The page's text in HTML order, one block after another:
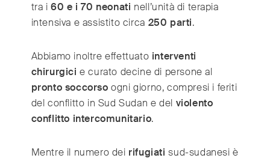
tra i60 e i 70 neonati nell’unità di terapia
intensiva e assistito circa 250 parti.
Abbiamo inoltre effettuato interventi
chirurgici e curato decine di persone al
pronto soccorso ogni giorno, compresi i feriti
del conflitto in Sud Sudan e del violento
conflitto intercomunitario.
Mentre il numero dei rifugiati sud-sudanesi è